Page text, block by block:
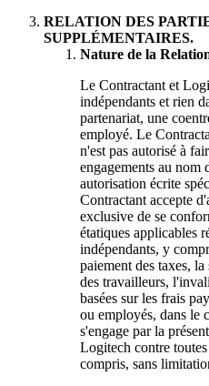
RELATION DES
SUPPLÉMENTAIRES.
Nature de la
Le Contractant et
indépendants et rien
partenariat, une
employé. Le
n'est pas autorisé à
engagements au nom
autorisation écrite
Contractant accepte
exclusive de se
étatiques applicables
indépendants, y
paiement des taxes,
des travailleurs,
basées sur les frais
ou employés, dans le
s'engage par la
Logitech contre
compris, sans